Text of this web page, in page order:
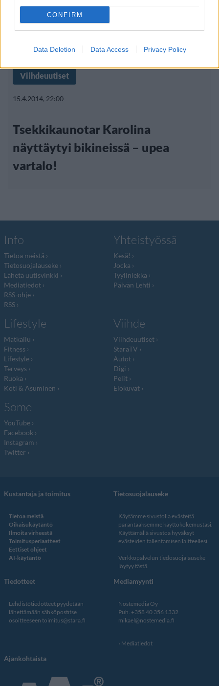
CONFIRM
Data Deletion Data Access Privacy Policy
Viihdeuutiset
15.4.2014, 22:00
Tsekkikaunotar Karolina
näyttäytyi bikineissä – upea
vartalo!
Info
Tietoa meistä
Tietosuojalauseke
Lähetä uutisvinkki
Mediatiedot
RSS-ohje
RSS
Yhteistyössä
Kesä!
Jocka
Tyyliniekka
Päivän Lehti
Lifestyle
Matkailu
Fitness
Lifestyle
Terveys
Ruoka
Koti & Asuminen
Viihde
Viihdeuutiset
StaraTV
Autot
Digi
Pelit
Elokuvat
Some
YouTube
Facebook
Instagram
Twitter
Kustantaja ja toimitus
Tietoa meistä
Oikaisukäytäntö
Ilmoita virheestä
Toimitusperiaatteet
Eettiset ohjeet
AI-käytäntö
Tietosuojalauseke
Käytämme sivustolla evästeitä
parantaaksemme käyttökokemustasi.
Käyttämällä sivustoa hyväksyt
evästeiden tallentamisen laitteellesi.
Verkkopalvelun tiedosuojalauseke
löytyy tästä.
Tiedotteet
Lehdistötiedotteet pyydetään
lähettämään sähköpostitse
osoitteeseen toimitus@stara.fi
Mediamyynti
Nostemedia Oy
Puh. +358 40 356 1332
mikael@nostemedia.fi
Mediatiedot
Ajankohtaista